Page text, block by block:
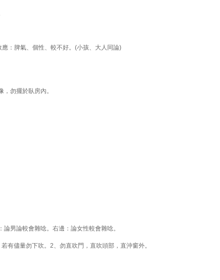
：脾氣、個性、較不好。(小孩、大人同論)
勿擺於臥房內。
男論較會雜唸。右邊：論女性較會雜唸。
有儘量勿下吹。2、勿直吹門，直吹頭部，直沖窗外。